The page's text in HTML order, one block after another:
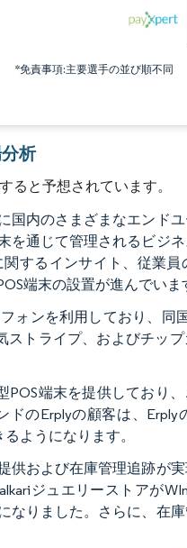
*免責事項:主要選手の並び順不同
析
ると予想されています。
国内のさまざまなエンド
を通じて管理されるビジ
するインサイト、従業
端末の設置が進んでいま
ォンを利用しており、同
トライプ、およびチッ
端末を提供しており
のErplyの顧客は、
ようになります。
供および在庫管理追跡が
ジュエリーストアが
りました。さらに、在